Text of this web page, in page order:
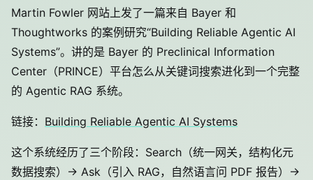
Martin Fowler 网站上发了一篇来自 Bayer 和
Thoughtworks 的案例研究“Building Reliable Agentic AI
Systems”。讲的是 Bayer 的 Preclinical Information
Center（PRINCE）平台怎么从关键词搜索进化到一个完整
的 Agentic RAG 系统。
链接： Building Reliable Agentic AI Systems
这个系统经历了三个阶段：Search（统一网关，结构化元
数据搜索）→ Ask（引入 RAG，自然语言问 PDF 报告）→